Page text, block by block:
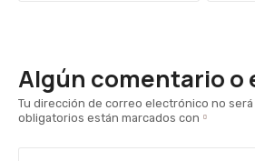
g
a
Algún comentario o
Tu dirección de correo electrónico no será
obligatorios están marcados con